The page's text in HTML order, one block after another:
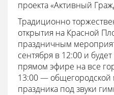
проекта «Активный
Традиционно
открытия на Красной
праздничным
сентября в 12:00 и
прямом эфире на все
13:00 — общегородской
праздника под звуки